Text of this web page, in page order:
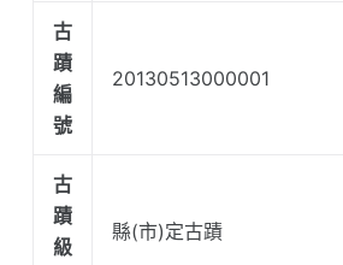
古
蹟
編
號
20130513000001
古
蹟
級
縣(市)定古蹟